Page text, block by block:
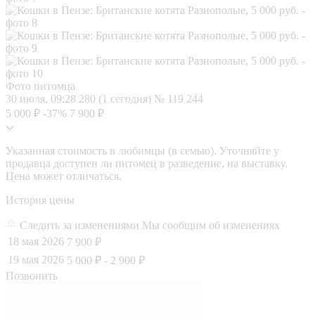
Фото питомца
30 июля, 09:28 280 (1 сегодня) № 119 244
5 000 ₽ -37% 7 900 ₽
Указанная стоимость в любимцы (в семью). Уточняйте у
продавца доступен ли питомец в разведение, на выставку.
Цена может отличаться.
История цены
Следить за изменениями Мы сообщим об изменениях
18 мая 2026 7 900 ₽
19 мая 2026 5 000 ₽ - 2 900 ₽
Позвонить